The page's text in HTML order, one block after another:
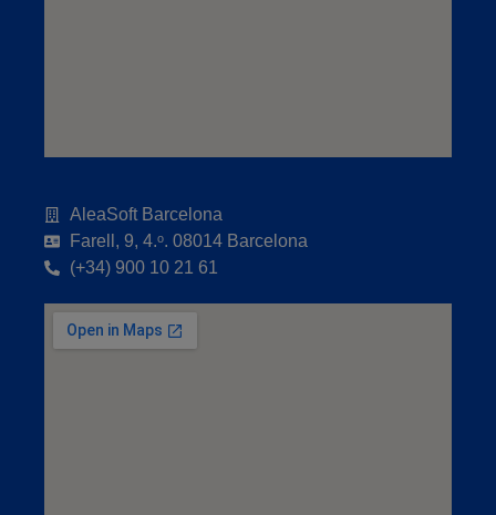
AleaSoft Barcelona
Farell, 9, 4.ᵒ. 08014 Barcelona
(+34) 900 10 21 61